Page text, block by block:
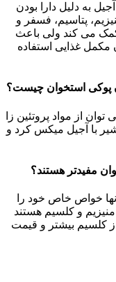
به دلیل دارا بودن
پتاسیم، فسفر و
می‌ کند ولی باعث
مکمل غذایی استفاده
پوکی استخوان چیست؟
از مواد پروتئین زا
با آجیل میکس کرد و
مفیدتر هستند؟
خواص خاص خود را
منیزیم و کلسیم هستند
کلسیم بیشتر و قیمت